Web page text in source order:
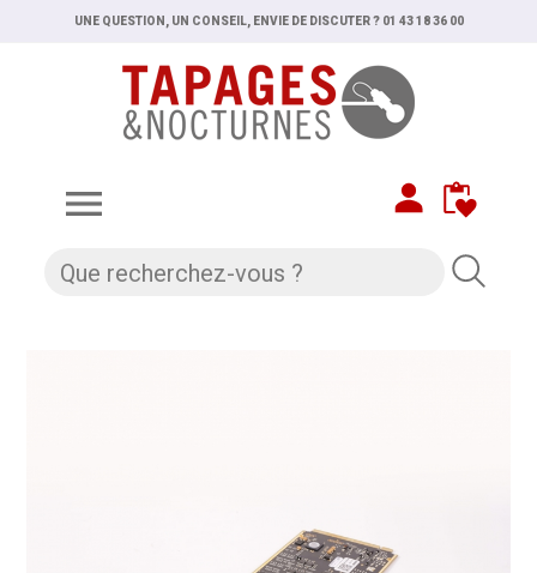
UNE QUESTION, UN CONSEIL, ENVIE DE DISCUTER ? 01 43 18 36 00
